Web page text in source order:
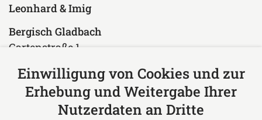
Leonhard & Imig
Bergisch Gladbach
Gartenstraße 1
Deutschland
Tel: +49 2204 97610
Fax: +49 2204 976150
Einwilligung von Cookies und zur
Erhebung und Weitergabe Ihrer
Nutzerdaten an Dritte